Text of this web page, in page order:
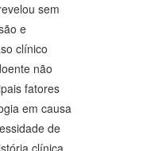
sem
e
clínico
não
fatores
em causa
de
clínica